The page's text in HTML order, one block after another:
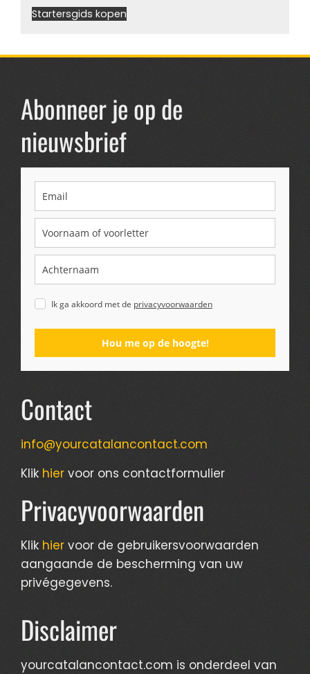
Startersgids kopen
Abonneer je op de
nieuwsbrief
Ik ga akkoord met de privacyvoorwaarden
Hou me op de hoogte!
Contact
info@yourcatalancontact.com
Klik hier voor ons contactformulier
Privacyvoorwaarden
Klik hier voor de gebruikersvoorwaarden
aangaande de bescherming van uw
privégegevens.
Disclaimer
yourcatalancontact.com is onderdeel van